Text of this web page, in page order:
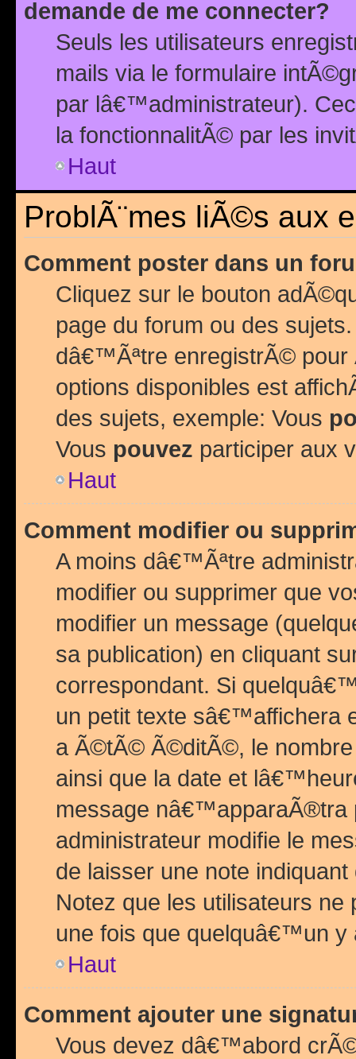
demande de me connecter?
Seuls les utilisateurs
mails via le formulaire
par lâ€™administrateur).
la fonctionnalitÃ© par les
Haut
ProblÃ¨mes liÃ©s aux
Comment poster dans un
Cliquez sur le bouton
page du forum ou des
dâ€™Ãªtre enregistrÃ©
options disponibles est
des sujets, exemple: Vous
Vous pouvez participer aux
Haut
Comment modifier ou
A moins dâ€™Ãªtre
modifier ou supprimer que
modifier un message
sa publication) en cliquant
correspondant. Si
un petit texte sâ€™affichera
a Ã©tÃ© Ã©ditÃ©, le
ainsi que la date et
message nâ€™apparaÃ®tra
administrateur modifie le
de laisser une note
Notez que les utilisateurs
une fois que quelquâ€™un y
Haut
Comment ajouter une
Vous devez dâ€™abord